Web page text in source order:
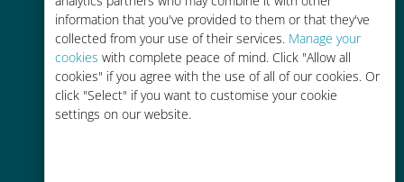
information that you've provided to them or that they've
collected from your use of their services. Manage your
cookies with complete peace of mind. Click "Allow all
cookies" if you agree with the use of all of our cookies. Or
click "Select" if you want to customise your cookie
settings on our website.
ーミングサービスを使った場合に比
べて最大で90％の節約が可能です。